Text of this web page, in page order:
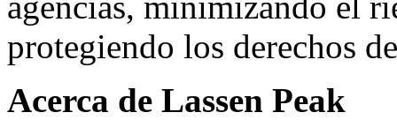
protegiendo los derechos
Acerca de Lassen Peak